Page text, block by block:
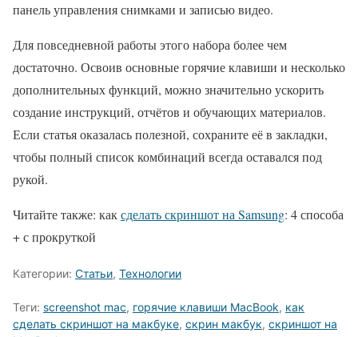
панель управления снимками и записью видео.
Для повседневной работы этого набора более чем
достаточно. Освоив основные горячие клавиши и несколько
дополнительных функций, можно значительно ускорить
создание инструкций, отчётов и обучающих материалов.
Если статья оказалась полезной, сохраните её в закладки,
чтобы полный список комбинаций всегда оставался под
рукой.
Читайте также: каксделать скриншот на Samsung: 4 способа
+ с прокруткой
Категории: Статьи, Технологии
Теги: screenshot mac, горячие клавиши MacBook, как
сделать скриншот на макбуке, скрин макбук, скриншот на